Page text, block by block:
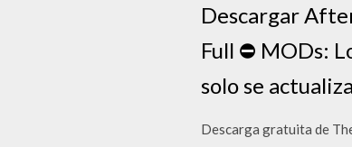
Descargar
Full ⛔ MODs:
solo se
Descarga gratuita de